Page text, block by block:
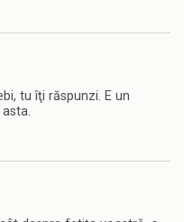
tu îţi răspunzi. E un